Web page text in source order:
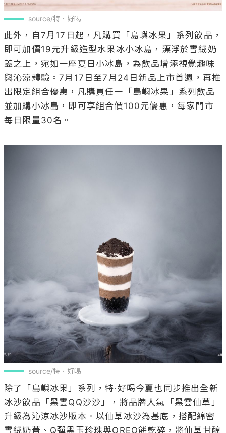
source/特．好喝
此外，自7月17日起，凡購買「島嶼冰果」系列飲品，
即可加價19元升級造型水果冰小冰島，漂浮於雪絨奶
蓋之上，宛如一座夏日小冰島，為飲品增添視覺趣味
與沁涼體驗。7月17日至7月24日新品上市首週，再推
出限定組合優惠，凡購買任一「島嶼冰果」系列飲品
並加購小冰島，即可享組合價100元優惠，每家門市
每日限量30名。
source/特．好喝
除了「島嶼冰果」系列，特‧好喝今夏也同步推出全新
冰沙飲品「黑雲QQ沙沙」，將品牌人氣「黑雲仙草」
升級為沁涼冰沙版本。以仙草冰沙為基底，搭配綿密
雪絨奶蓋、Q彈黑玉珍珠與OREO餅乾碎，將仙草甘醇